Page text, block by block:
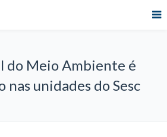
do Meio Ambiente é
nas unidades do Sesc